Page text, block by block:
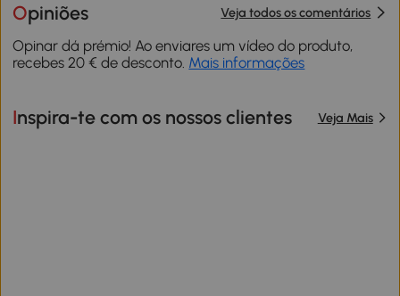
Opiniões Veja todos os comentários
Opinar dá prémio! Ao enviares um vídeo do produto,
recebes 20 € de desconto. Mais informações
Inspira-te com os nossos clientes Veja Mais